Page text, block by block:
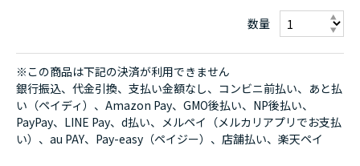
数量
※この商品は下記の決済が利用できません
銀行振込、代金引換、支払い金額なし、コンビニ前払い、あと払
い（ペイディ）、Amazon Pay、GMO後払い、NP後払い、
PayPay、LINE Pay、d払い、メルペイ（メルカリアプリでお支払
い）、au PAY、Pay-easy（ペイジー）、店舗払い、楽天ペイ